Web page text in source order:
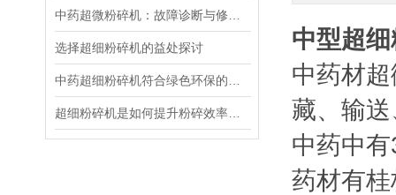
选择超细粉碎机的益处探讨
中型超
中药材
藏、输
中药中
药材有